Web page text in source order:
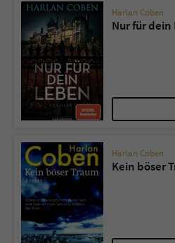
Harlan Coben
Nur für dein
Harlan Coben
Kein böser